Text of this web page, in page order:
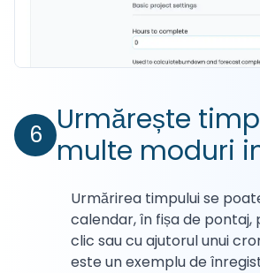
6 Urmărește
multe moduri
Urmărirea timpului se
calendar, în fișa de
clic sau cu ajutorul unui
este un exemplu de